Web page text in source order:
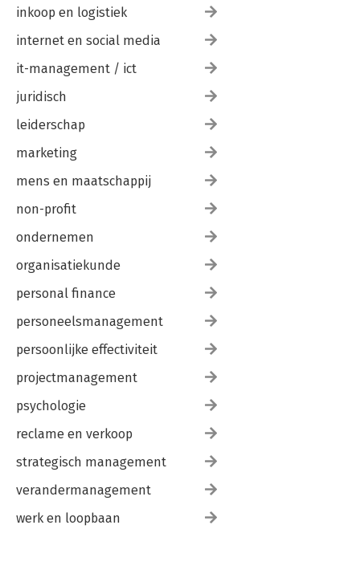
inkoop en logistiek
internet en social media
it-management / ict
juridisch
leiderschap
marketing
mens en maatschappij
non-profit
ondernemen
organisatiekunde
personal finance
personeelsmanagement
persoonlijke effectiviteit
projectmanagement
psychologie
reclame en verkoop
strategisch management
verandermanagement
werk en loopbaan